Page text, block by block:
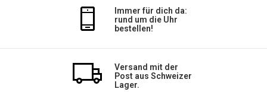
Immer für dich da:
rund um die Uhr
bestellen!
Versand mit der
Post aus Schweizer
Lager.